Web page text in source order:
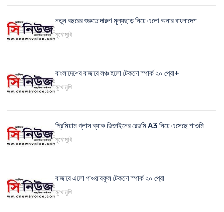
নতুন বছরের শুরুতে দারুণ মূল্যছাড় নিয়ে এলো অনার বাংলাদেশ
মুখোমুখি
বাংলাদেশের বাজারে লঞ্চ হলো টেকনো স্পার্ক ২০ প্রো+
মুখোমুখি
প্রিমিয়াম গ্লাস ব্যাক ডিজাইনের রেডমি A3 নিয়ে এসেছে শাওমি
মুখোমুখি
বাজারে এলো পাওয়ারফুল টেকনো স্পার্ক ২০ প্রো
মুখোমুখি